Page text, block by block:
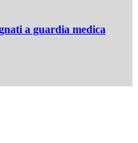
a guardia medica